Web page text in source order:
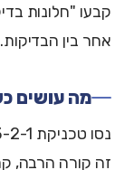
קבעו "חלונות
אחר בין
מה עושים
זה קורה הרבה,